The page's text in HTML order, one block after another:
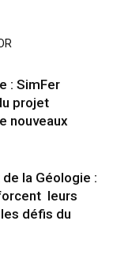
: SimFer
projet
nouveaux
la Géologie :
leurs
défis du